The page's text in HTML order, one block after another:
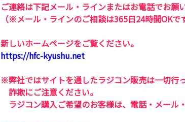
ご連絡は下記メール・ラインまたはお電話でお願
（※メール・ラインのご相談は365日24時間OKで
新しいホームページをご覧ください。
https://hfc-kyushu.net
※弊社ではサイトを通したラジコン販売は一切行
詐欺にご注意ください。
ラジコン購入ご希望のお客様は、電話・メール